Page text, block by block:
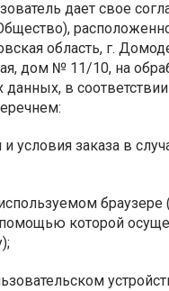
дает свое
область, г.
дом № 11/10, на
в
условия заказа в
браузере
которой